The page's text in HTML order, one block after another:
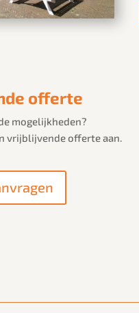
offerte
mogelijkheden?
vrijblijvende offerte aan.